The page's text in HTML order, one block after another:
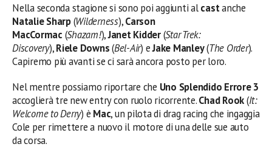
Nella seconda stagione si sono poi aggiunti alcastanche
Natalie Sharp(Wilderness),Carson
MacCormac (Shazam!),Janet Kidder(Star Trek:
Discovery),Riele Downs(Bel-Air) eJake Manley(The Order).
Capiremo più avanti se ci sarà ancora posto per loro.
Nel mentre possiamo riportare che Uno Splendido Errore 3
accoglierà tre new entry con ruolo ricorrente.Chad Rook(It:
Welcome to Derry) è Mac, un pilota di drag racing che ingaggia
Cole per rimettere a nuovo il motore di una delle sue auto
da corsa.